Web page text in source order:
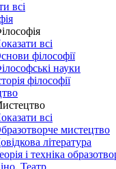
всі
всі
філософії
науки
філософії
всі
мистецтво
література
і техніка
Театр